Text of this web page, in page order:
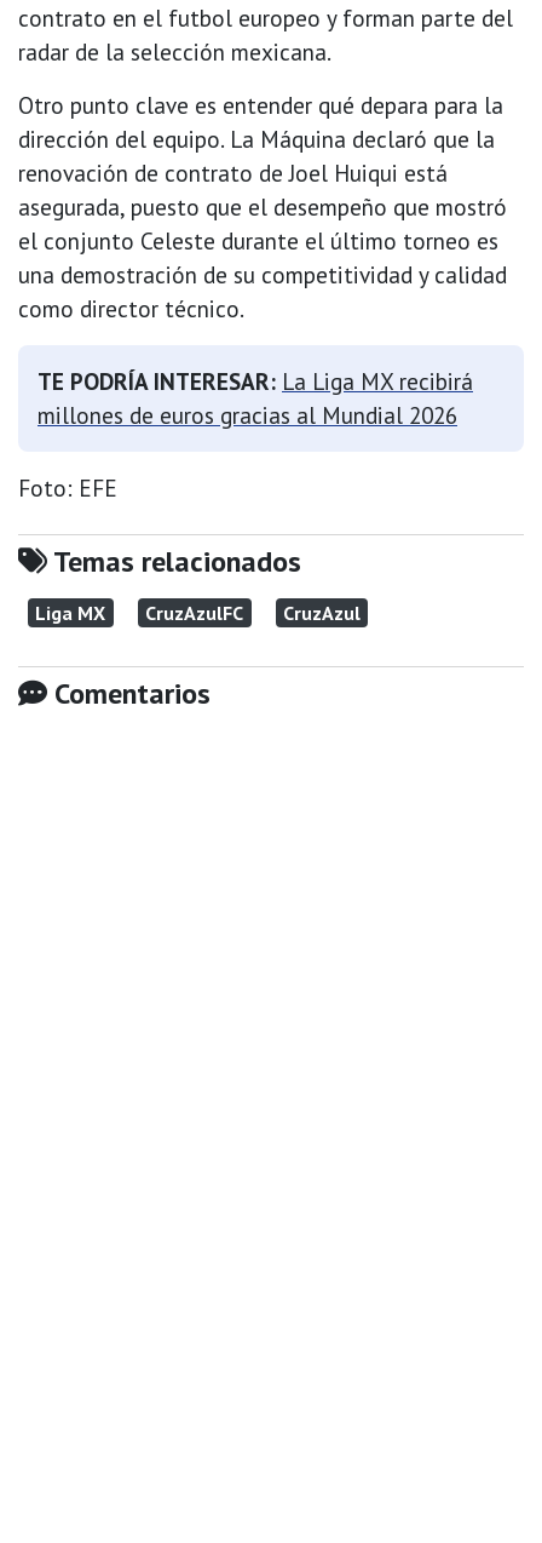
contrato en el futbol europeo y forman parte del
radar de la selección mexicana.
Otro punto clave es entender qué depara para la
dirección del equipo. La Máquina declaró que la
renovación de contrato de Joel Huiqui está
asegurada, puesto que el desempeño que mostró
el conjunto Celeste durante el último torneo es
una demostración de su competitividad y calidad
como director técnico.
TE PODRÍA INTERESAR: La Liga MX recibirá
millones de euros gracias al Mundial 2026
Foto: EFE
Temas relacionados
Liga MX CruzAzulFC CruzAzul
Comentarios